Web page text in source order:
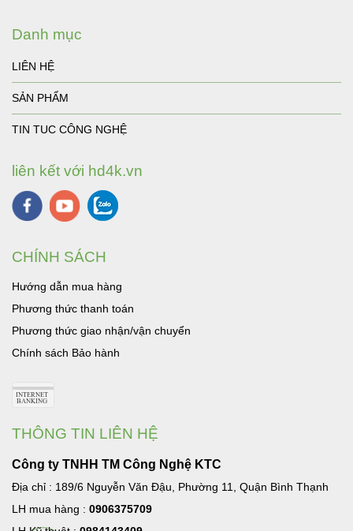
Danh mục
LIÊN HỆ
SẢN PHẨM
TIN TUC CÔNG NGHỆ
liên kết với hd4k.vn
CHÍNH SÁCH
Hướng dẫn mua hàng
Phương thức thanh toán
Phương thức giao nhận/vận chuyển
Chính sách Bảo hành
THÔNG TIN LIÊN HỆ
Công ty TNHH TM Công Nghệ KTC
Địa chỉ : 189/6 Nguyễn Văn Đậu, Phường 11, Quận Bình Thạnh
LH mua hàng : 0906375709